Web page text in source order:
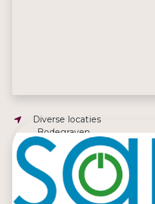
Adres:
Diverse locaties
, Bodegraven
E-mailadres:
info@junis.nl
Telefoonnummer:
0172 – 42 48 24